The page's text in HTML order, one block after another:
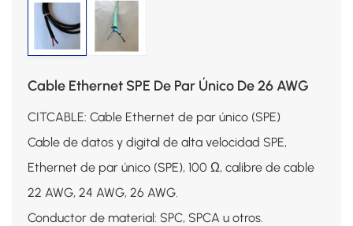
Cable Ethernet SPE De Par Único De 26 AWG
CITCABLE: Cable Ethernet de par único (SPE)
Cable de datos y digital de alta velocidad SPE,
Ethernet de par único (SPE), 100 Ω, calibre de cable
22 AWG, 24 AWG, 26 AWG.
Conductor de material: SPC, SPCA u otros.